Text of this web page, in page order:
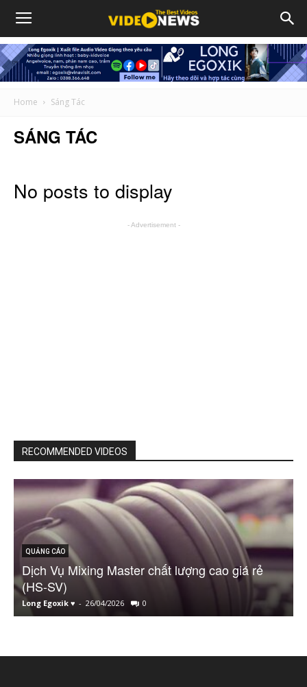
Home Sáng Tác
SÁNG TÁC
No posts to display
- Advertisement -
RECOMMENDED VIDEOS
QUẢNG CÁO
Dịch Vụ Mixing Master chất lượng cao giá rẻ
(HS-SV)
Long Egoxik ♥ - 26/04/2026 0